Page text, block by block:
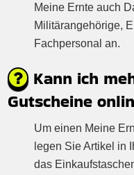
Meine Ernte auch
Militärangehörige,
Fachpersonal an.
Kann ich
Gutscheine
Um einen Meine
legen Sie Artikel in
das